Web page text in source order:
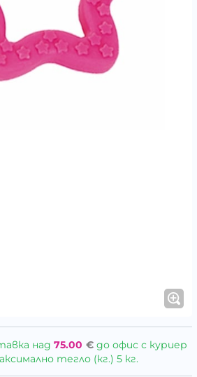
над 75.00 €до офис с куриер
тегло (кг.) 5 кг.